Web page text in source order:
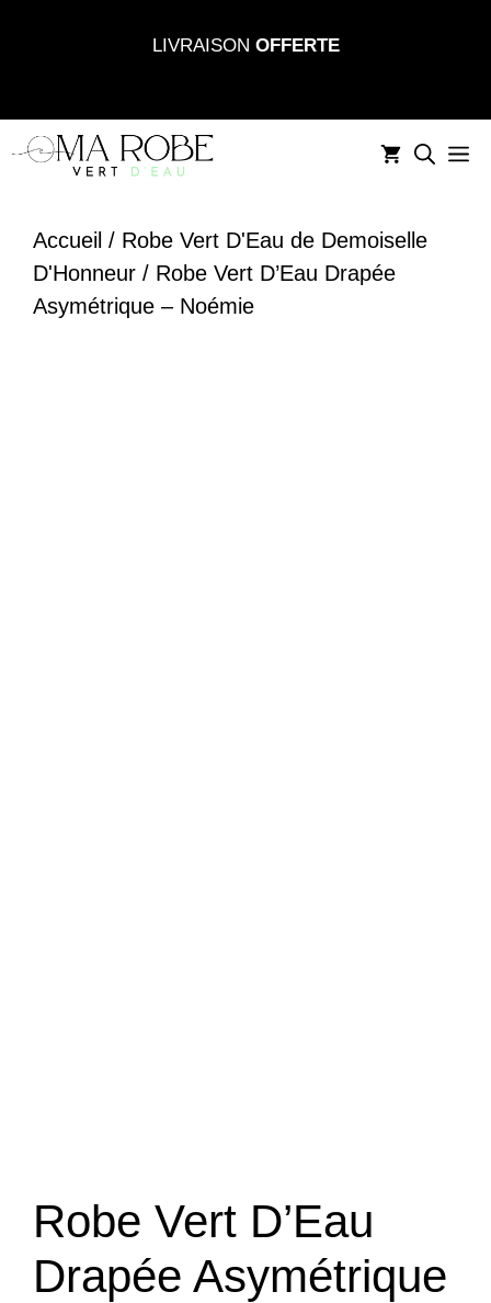
LIVRAISON OFFERTE
Accueil / Robe Vert D'Eau de Demoiselle
D'Honneur / Robe Vert D’Eau Drapée
Asymétrique – Noémie
Robe Vert D’Eau
Drapée Asymétrique